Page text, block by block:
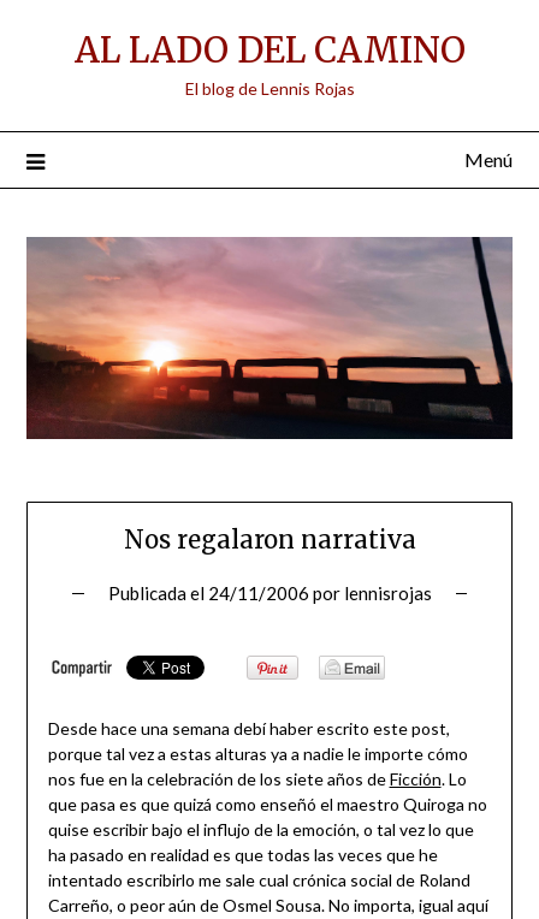
AL LADO DEL CAMINO
El blog de Lennis Rojas
Menú
Nos regalaron narrativa
Publicada el 24/11/2006 por lennisrojas
Desde hace una semana debí haber escrito este post,
porque tal vez a estas alturas ya a nadie le importe cómo
nos fue en la celebración de los siete años deFicción. Lo
que pasa es que quizá como enseñó el maestro Quiroga no
quise escribir bajo el influjo de la emoción, o tal vez lo que
ha pasado en realidad es que todas las veces que he
intentado escribirlo me sale cual crónica social de Roland
Carreño, o peor aún de Osmel Sousa. No importa, igual aquí